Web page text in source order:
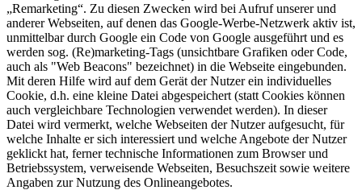
„Remarketing“. Zu diesen Zwecken wird bei Aufruf unserer und
anderer Webseiten, auf denen das Google-Werbe-Netzwerk aktiv ist,
unmittelbar durch Google ein Code von Google ausgeführt und es
werden sog. (Re)marketing-Tags (unsichtbare Grafiken oder Code,
auch als "Web Beacons" bezeichnet) in die Webseite eingebunden.
Mit deren Hilfe wird auf dem Gerät der Nutzer ein individuelles
Cookie, d.h. eine kleine Datei abgespeichert (statt Cookies können
auch vergleichbare Technologien verwendet werden). In dieser
Datei wird vermerkt, welche Webseiten der Nutzer aufgesucht, für
welche Inhalte er sich interessiert und welche Angebote der Nutzer
geklickt hat, ferner technische Informationen zum Browser und
Betriebssystem, verweisende Webseiten, Besuchszeit sowie weitere
Angaben zur Nutzung des Onlineangebotes.